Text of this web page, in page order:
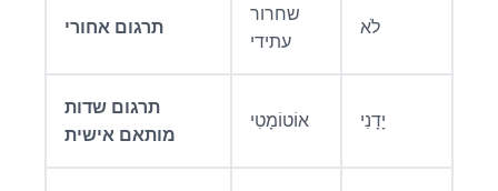
תרגום אחורי
שחרור
עתידי
לֹא
תרגום שדות
מותאם אישית
אוֹטוֹמָטִי יָדָנִי